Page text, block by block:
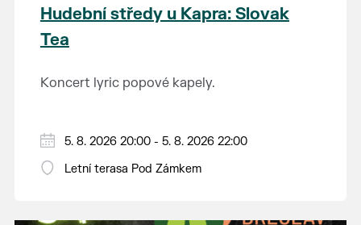
Hudební středy u Kapra: Slovak
Tea
Koncert lyric popové kapely.
5. 8. 2026 20:00 - 5. 8. 2026 22:00
Letní terasa Pod Zámkem